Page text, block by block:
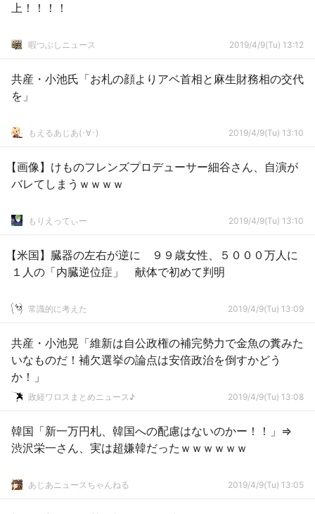
上！！！！
暇つぶしニュース 2019/4/9(Tu) 13:12
共産・小池氏「お札の顔よりアベ首相と麻生財務相の交代
を」
もえるあじあ(･∀･) 2019/4/9(Tu) 13:10
【画像】けものフレンズプロデューサー細谷さん、自演が
バレてしまうｗｗｗｗ
もりえってぃー 2019/4/9(Tu) 13:10
【米国】臓器の左右が逆に ９９歳女性、５０００万人に
１人の「内臓逆位症」 献体で初めて判明
常識的に考えた 2019/4/9(Tu) 13:09
共産・小池晃「維新は自公政権の補完勢力で金魚の糞みた
いなものだ！補欠選挙の論点は安倍政治を倒すかどう
か！」
政経ワロスまとめニュース♪ 2019/4/9(Tu) 13:08
韓国「新一万円札、韓国への配慮はないのかー！！」⇒
渋沢栄一さん、実は超嫌韓だったｗｗｗｗｗｗ
あじあニュースちゃんねる 2019/4/9(Tu) 13:05